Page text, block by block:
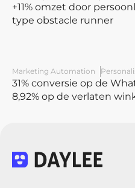
+11% omzet door
type obstacle runner
Marketing Automation
31% conversie op de
8,92% op de verlaten